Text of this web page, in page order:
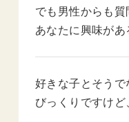
でも男性からも
あなたに興味が
好きな子とそうで
びっくりですけ